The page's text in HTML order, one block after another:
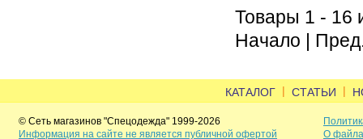
Товары 1 - 16
Начало |
КАТАЛОГ | СТАТЬИ |
© Сеть магазинов "Спецодежда" 1999-2026
Информация на сайте не является публичной офертой
О